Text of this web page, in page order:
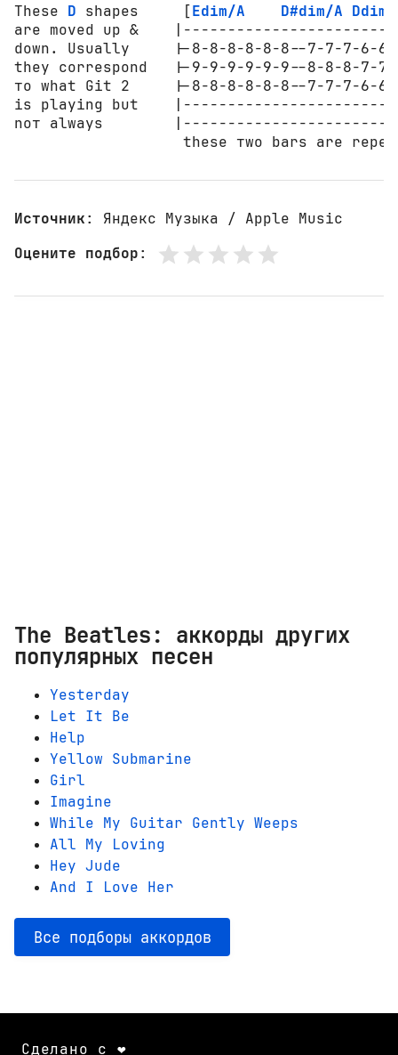
These D shapes     [Edim/A D#dim/A Ddim/
are mоvеd up &
dоwn. Usually     |-8-8-8-8-8-8--7-7-7-6-
they соrrеsроnd   |-9-9-9-9-9-9--8-8-8-7-
то what Git 2     |-8-8-8-8-8-8--7-7-7-6-
is playing but
nот always
these тwо bars are
Источник: Яндекс Музыка / Apple Music
Оцените подбор:
The Beatles: аккорды других
популярных песен
Yesterday
Let It Be
Help
Yellow Submarine
Girl
Imagine
While My Guitar Gently Weeps
All My Loving
Hey Jude
And I Love Her
Все подборы аккордов
Сделано с ❤️